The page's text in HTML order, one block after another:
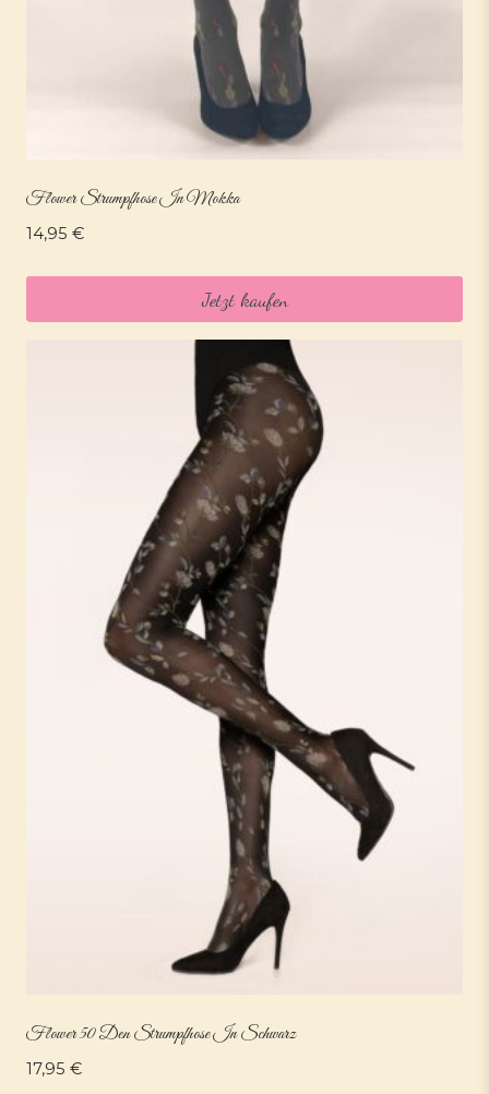
Flower Strumpfhose In Mokka
14,95 €
Jetzt kaufen
Flower 50 Den Strumpfhose In Schwarz
17,95 €